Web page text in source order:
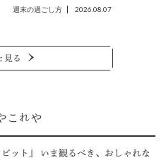
週末の過ごし方 2026.08.07
見る
これや
ビット』 いま観るべき、おしゃれな